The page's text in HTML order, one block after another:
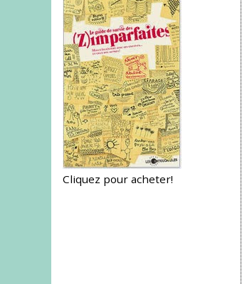
Cliquez pour acheter!